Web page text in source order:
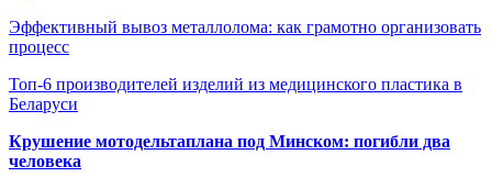
Эффективный вывоз металлолома: как грамотно организовать
процесс
Топ-6 производителей изделий из медицинского пластика в
Беларуси
Крушение мотодельтаплана под Минском: погибли два
человека